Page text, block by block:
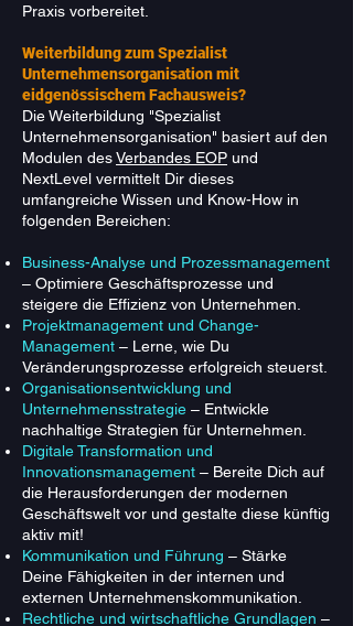
Praxis vorbereitet.
Weiterbildung zum Spezialist
Unternehmensorganisation mit
eidgenössischem Fachausweis?
Die Weiterbildung "Spezialist
Unternehmensorganisation" basiert auf den
Modulen desVerbandes EOP und
NextLevel vermittelt Dir dieses
umfangreiche Wissen und Know-How in
folgenden Bereichen:
Business-Analyse und Prozessmanagement
– Optimiere Geschäftsprozesse und
steigere die Effizienz von Unternehmen.
Projektmanagement und Change-
Management – Lerne, wie Du
Veränderungsprozesse erfolgreich steuerst.
Organisationsentwicklung und
Unternehmensstrategie – Entwickle
nachhaltige Strategien für Unternehmen.
Digitale Transformation und
Innovationsmanagement – Bereite Dich auf
die Herausforderungen der modernen
Geschäftswelt vor und gestalte diese künftig
aktiv mit!
Kommunikation und Führung – Stärke
Deine Fähigkeiten in der internen und
externen Unternehmenskommunikation.
Rechtliche und wirtschaftliche Grundlagen –